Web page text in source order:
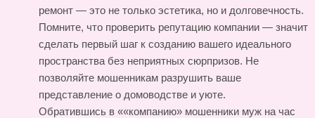
ремонт — это не только эстетика, но и долговечность.
Помните, что проверить репутацию компании — значит
сделать первый шаг к созданию вашего идеального
пространства без неприятных сюрпризов. Не
позволяйте мошенникам разрушить ваше
представление о домоводстве и уюте.
Обратившись в ««компанию» мошенники муж на час